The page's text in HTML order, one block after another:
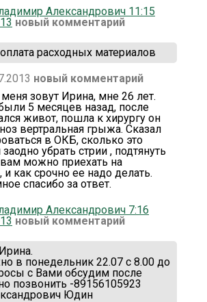
Александрович 11:15
новый комментарий
расходных материалов
новый комментарий
зовут Ирина, мне 26 лет.
5 месяцев назад, после
живот, пошла к хирургу он
вертральная грыжа. Сказал
в ОКБ, сколько это
убрать стрии , подтянуть
можно приехать на
как срочно ее надо делать.
спасибо за ответ.
Александрович 7:16
новый комментарий
в понедельник 22.07 с 8.00 до
с Вами обсудим после
позвонить -89156105923
Юдин